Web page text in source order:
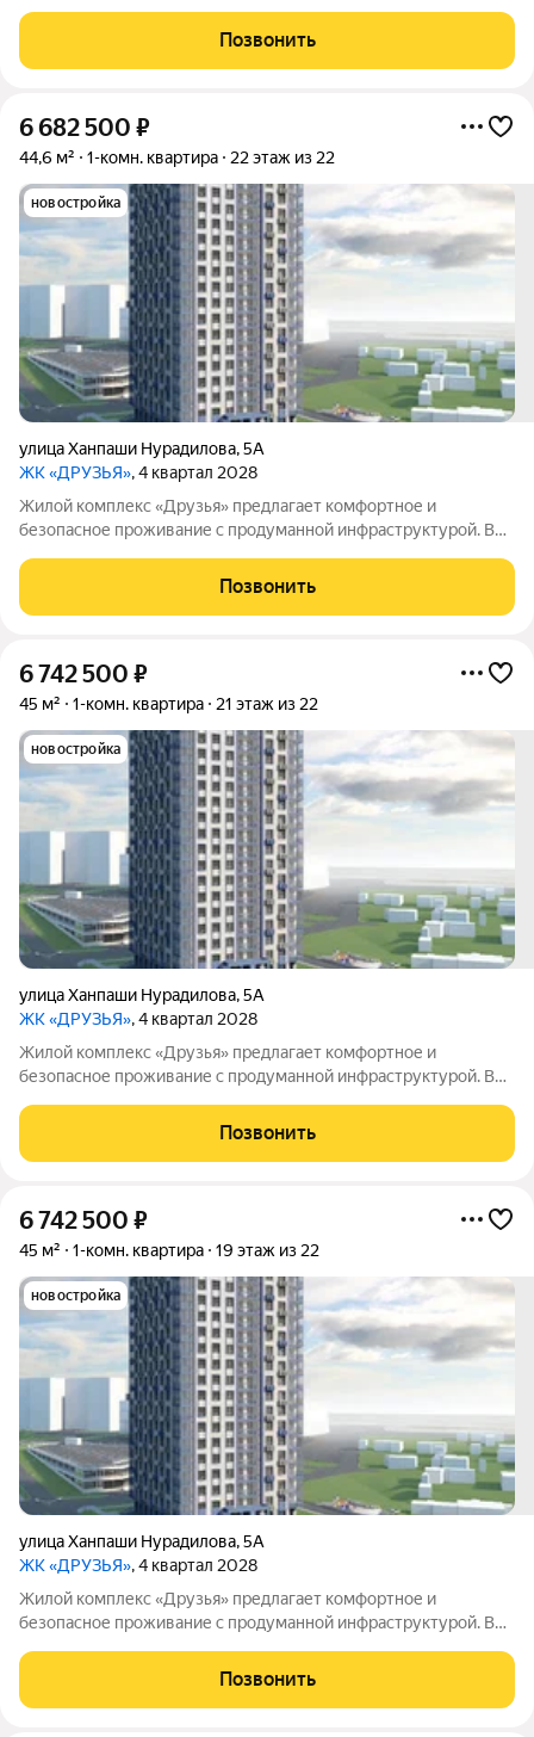
проложены велосипедные дорожки, обустроены детские и
спортивные площадки. В самом
Позвонить
6 682 500 ₽
44,6 м² 1-комн. квартира 22 этаж из 22
новостройка
улица Ханпаши Нурадилова,5А
ЖК «ДРУЗЬЯ», 4 квартал 2028
Жилой комплекс «Друзья» предлагает комфортное и
безопасное проживание с продуманной инфраструктурой. Во
проложены велосипедные дорожки, оборудованы детские и
спортивные площадки. Сам дом оснащён
Позвонить
6 742 500 ₽
45 м² 1-комн. квартира 21 этаж из 22
новостройка
улица Ханпаши Нурадилова,5А
ЖК «ДРУЗЬЯ», 4 квартал 2028
Жилой комплекс «Друзья» предлагает комфортное и
безопасное проживание с продуманной инфраструктурой. Во
проложены велосипедные дорожки, оборудованы детские и
спортивные площадки. Сам дом оснащён
Позвонить
6 742 500 ₽
45 м² 1-комн. квартира 19 этаж из 22
новостройка
улица Ханпаши Нурадилова,5А
ЖК «ДРУЗЬЯ», 4 квартал 2028
Жилой комплекс «Друзья» предлагает комфортное и
безопасное проживание с продуманной инфраструктурой. Во
есть детские площадки, спортивная площадка и велосипедные
дорожки. Сам дом оснащён
Позвонить